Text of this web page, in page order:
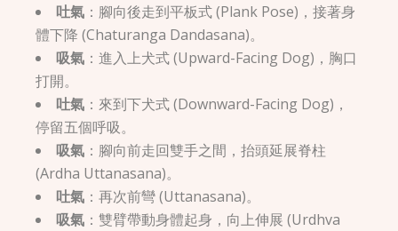
吐氣 ：腳向後走到平板式 (Plank Pose)，接著身
體下降 (Chaturanga Dandasana)。
吸氣 ：進入上犬式 (Upward-Facing Dog)，胸口
打開。
吐氣 ：來到下犬式 (Downward-Facing Dog)，
停留五個呼吸。
吸氣 ：腳向前走回雙手之間，抬頭延展脊柱
(Ardha Uttanasana)。
吐氣 ：再次前彎 (Uttanasana)。
吸氣 ：雙臂帶動身體起身，向上伸展 (Urdhva